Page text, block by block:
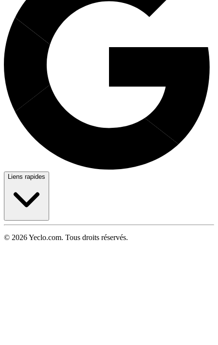
Liens rapides
© 2026 Yeclo.com. Tous droits réservés.